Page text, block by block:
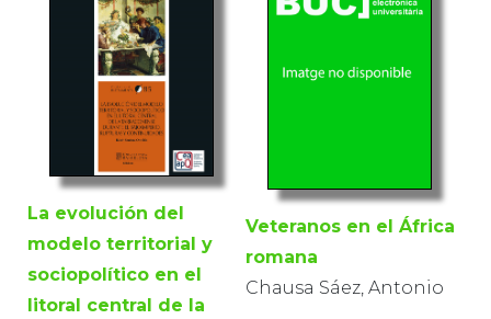
La evolución del
modelo territorial y
sociopolítico en el
litoral central de la
Veteranos en el África
romana
Chausa Sáez, Antonio